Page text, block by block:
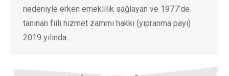
nedeniyle erken emeklilik sağlayan ve 1977’de
tanınan fiili hizmet zammı hakkı (yıpranma payı)
2019 yılında…